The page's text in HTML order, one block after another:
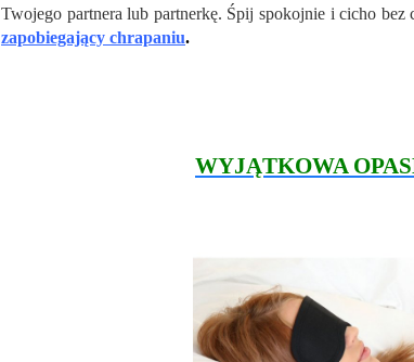
Twojego partnera lub partnerkę. Śpij spokojnie i cicho
zapobiegający chrapaniu.
WYJĄTKOWA